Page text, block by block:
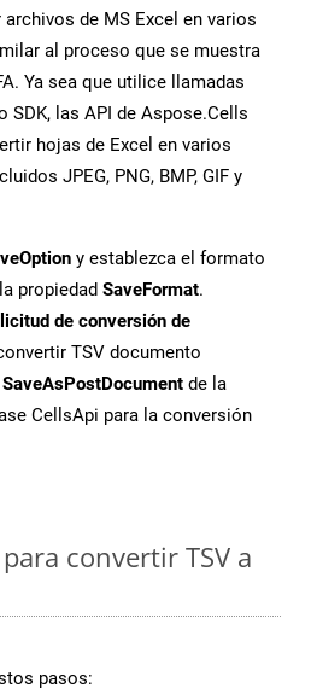
de MS Excel en varios
al proceso que se muestra
Ya sea que utilice llamadas
SDK, las API de Aspose.Cells
hojas de Excel en varios
JPEG, PNG, BMP, GIF y
y establezca el formato
propiedad SaveFormat.
de conversión de
TSV documento
SaveAsPostDocument de la
CellsApi para la conversión
convertir TSV a
pasos: